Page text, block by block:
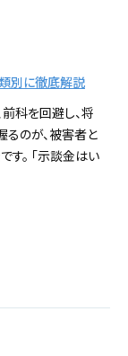
別に徹底解説
科を回避し、将
るのが、被害者と
す。 「示談金はい